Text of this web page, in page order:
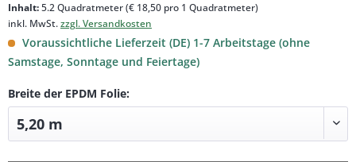
Inhalt:5.2 Quadratmeter (€ 18,50 pro 1 Quadratmeter)
inkl. MwSt.zzgl. Versandkosten
Voraussichtliche Lieferzeit (DE) 1-7 Arbeitstage (ohne
Samstage, Sonntage und Feiertage)
Breite der EPDM Folie: